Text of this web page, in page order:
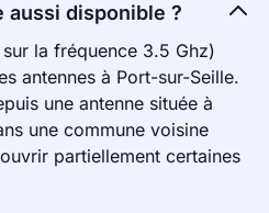
aussi disponible ?
la fréquence 3.5 Ghz)
antennes à Port-sur-Seille.
une antenne située à
une commune voisine
partiellement certaines